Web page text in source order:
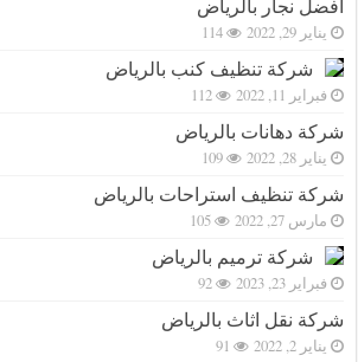
افضل نجار بالرياض
يناير 29, 2022 114
شركة تنظيف كنب بالرياض
فبراير 11, 2022 112
شركة دهانات بالرياض
يناير 28, 2022 109
شركة تنظيف استراحات بالرياض
مارس 27, 2022 105
شركة ترميم بالرياض
فبراير 23, 2023 92
شركة نقل اثاث بالرياض
يناير 2, 2022 91